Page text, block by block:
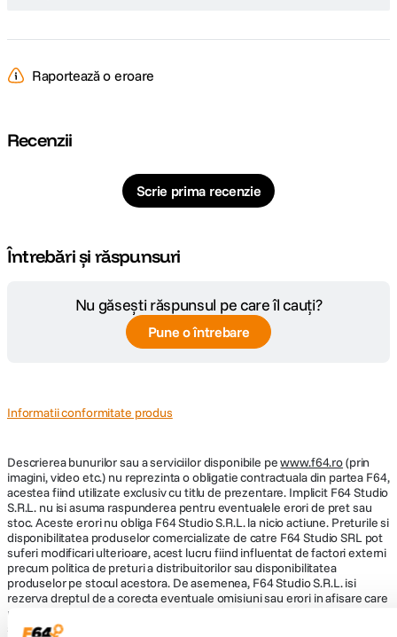
Raportează o eroare
Recenzii
Scrie prima recenzie
Întrebări și răspunsuri
Nu găsești răspunsul pe care îl cauți?
Pune o întrebare
Informatii conformitate produs
Descrierea bunurilor sau a serviciilor disponibile pewww.f64.ro(prin
imagini, video etc.) nu reprezinta o obligatie contractuala din partea F64,
acestea fiind utilizate exclusiv cu titlu de prezentare. Implicit F64 Studio
S.R.L. nu isi asuma raspunderea pentru eventualele erori de pret sau
stoc. Aceste erori nu obliga F64 Studio S.R.L. la nicio actiune. Preturile si
disponibilitatea produselor comercializate de catre F64 Studio SRL pot
suferi modificari ulterioare, acest lucru fiind influentat de factori externi
precum politica de preturi a distribuitorilor sau disponibilitatea
produselor pe stocul acestora. De asemenea, F64 Studio S.R.L. isi
rezerva dreptul de a corecta eventuale omisiuni sau erori in afisare care
pot surveni in urma unor greseli de dactilografiere, lipsa de acuratete
sau erori ale produselor software, fara a anunta in prealabil.